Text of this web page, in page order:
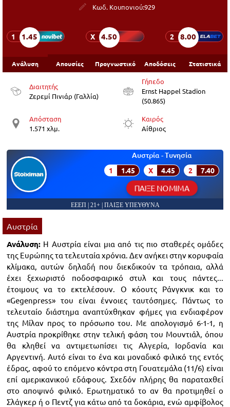
Κωδ. Κουπονιού:929
1 1.45 X 4.50 2 8.00
Ανάλυση Απουσίες Προγνωστικό Αποδόσεις Στατιστικά
Διαιτητής
Ζερεμί Πινιάρ (Γαλλία)
Γήπεδο
Ernst Happel Stadion
(50.865)
Απόσταση
1.571 χλμ.
Καιρός
Αίθριος
Αυστρία - Τυνησία
1 1.45 X 4.45 2 7.40
ΠΑΙΞΕ ΝΟΜΙΜΑ
ΕΕΕΠ | 21+ | ΠΑΙΞΕ ΥΠΕΥΘΥΝΑ
Αυστρία
Ανάλυση: Η Αυστρία είναι μια από τις πιο σταθερές ομάδες
της Ευρώπης τα τελευταία χρόνια. Δεν ανήκει στην κορυφαία
κλίμακα, αυτών δηλαδή που διεκδικούν τα τρόπαια, αλλά
έχει ξεχωριστό ποδοσφαιρικό στυλ και τους πάντες...
έτοιμους να το εκτελέσουν. Ο κόουτς Ράνγκνικ και το
«Gegenpress» του είναι έννοιες ταυτόσημες. Πάντως το
τελευταίο διάστημα αναπτύχθηκαν φήμες για ενδιαφέρον
της Μίλαν προς το πρόσωπο του. Με απολογισμό 6-1-1, η
Αυστρία προκρίθηκε στην τελική φάση του Μουντιάλ, όπου
θα κληθεί να αντιμετωπίσει τις Αλγερία, Ιορδανία και
Αργεντινή. Αυτό είναι το ένα και μοναδικό φιλικό της εντός
έδρας, αφού το επόμενο κόντρα στη Γουατεμάλα (11/6) είναι
επί αμερικανικού εδάφους. Σχεδόν πλήρης θα παραταχθεί
στο αποψινό φιλικό. Ερωτηματικό το αν θα προτιμηθεί ο
Σλάγκερ ή ο Πεντζ για κάτω από τα δοκάρια, ενώ αμφίβολος